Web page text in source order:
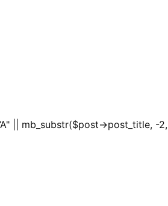
|| mb_substr($post->post_title, -